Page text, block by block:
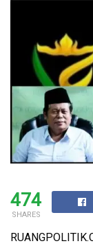
474
SHARES